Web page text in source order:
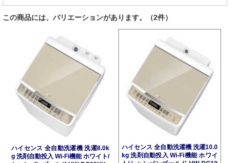
この商品には、バリエーションがあります。（2件）
ハイセンス 全自動洗濯機 洗濯8.0k
g 洗剤自動投入 Wi-Fi機能 ホワイト/
ハイセンス 全自動洗濯機 洗濯10.0
kg 洗剤自動投入 Wi-Fi機能 ホワイ